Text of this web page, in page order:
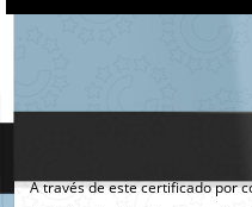
A través de este certificado por